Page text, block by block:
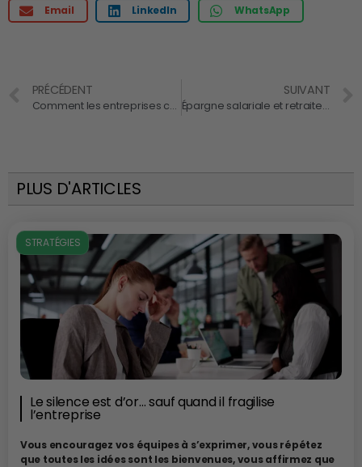
Email LinkedIn WhatsApp
PRÉCÉDENT
Comment les entreprises chinoises réussissent à l’international
SUIVANT
Épargne salariale et retraite : des encours en forte hausse en 2024
PLUS D'ARTICLES
STRATÉGIES
Le silence est d’or… sauf quand il fragilise
l’entreprise
Vous encouragez vos équipes à s’exprimer, vous répétez
que toutes les idées sont les bienvenues, vous affirmez que